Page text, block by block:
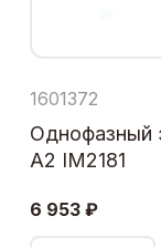
1601372
Однофазный
А2 IM2181
6 953 ₽